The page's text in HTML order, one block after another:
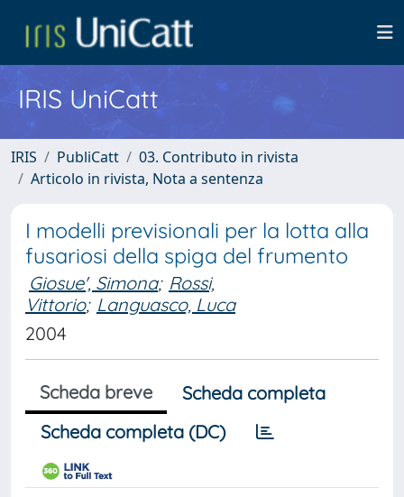
IRIS UniCatt
IRIS PubliCatt
03. Contributo in rivista
Articolo in rivista, Nota a sentenza
I modelli previsionali per la lotta alla
fusariosi della spiga del frumento
Giosue', Simona; Rossi,
Vittorio; Languasco, Luca
2004
Scheda breve
Scheda completa
Scheda completa (DC)